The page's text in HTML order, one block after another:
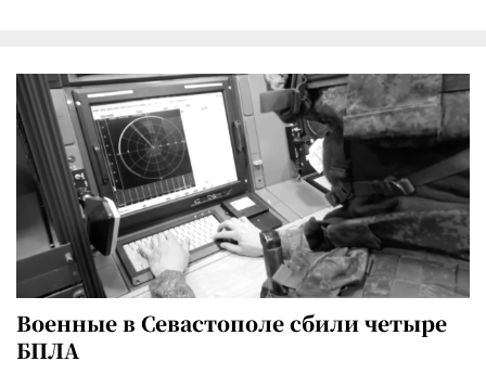
Военные в Севастополе сбили четыре
БПЛА